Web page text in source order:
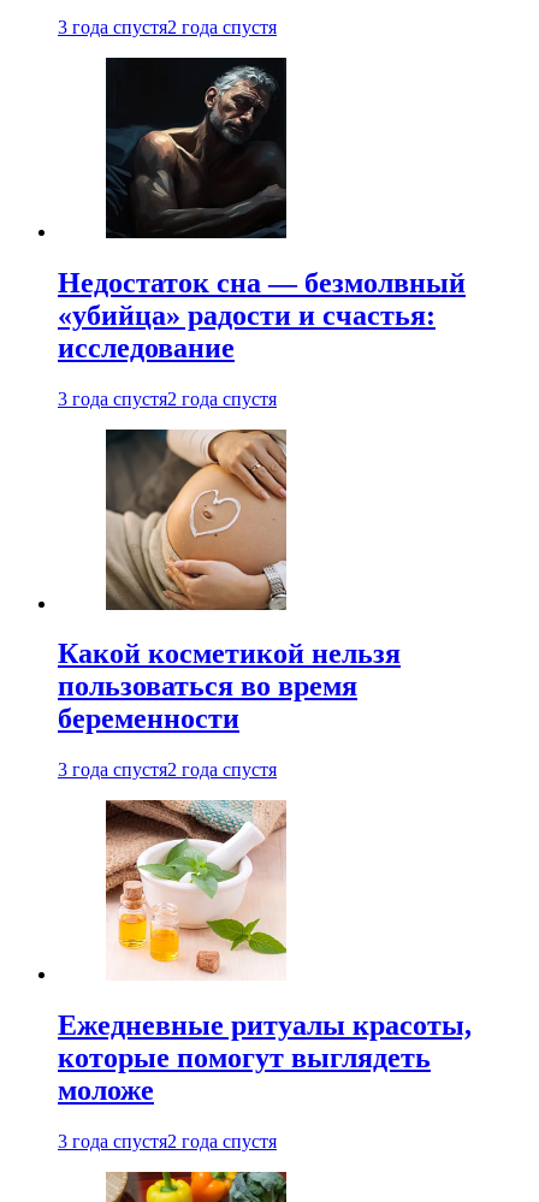
3 года спустя2 года спустя
Недостаток сна — безмолвный
«убийца» радости и счастья:
исследование
3 года спустя2 года спустя
Какой косметикой нельзя
пользоваться во время
беременности
3 года спустя2 года спустя
Ежедневные ритуалы красоты,
которые помогут выглядеть
моложе
3 года спустя2 года спустя